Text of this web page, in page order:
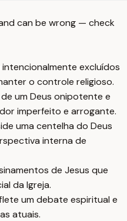
can be wrong — check
excluídos
o controle religioso.
um Deus onipotente e
imperfeito e arrogante.
uma centelha do Deus
interna de
de Jesus que
da Igreja.
um debate espiritual e
atuais.